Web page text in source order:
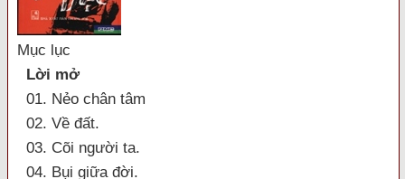
Mục lục
Lời mở
01. Nẻo chân tâm
02. Về đất.
03. Cõi người ta.
04. Bụi giữa đời.